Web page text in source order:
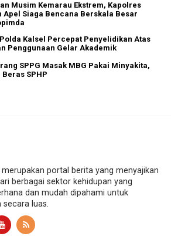
Musim Kemarau Ekstrem, Kapolres
Apel Siaga Bencana Berskala Besar
Kalsel Percepat Penyelidikan Atas
Penggunaan Gelar Akademik
SPPG Masak MBG Pakai Minyakita,
SPHP
portal berita yang menyajikan
berbagai sektor kehidupan yang
dan mudah dipahami untuk
luas.